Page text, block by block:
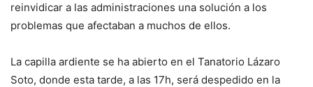
reinvidicar a las administraciones una solución a los
problemas que afectaban a muchos de ellos.
La capilla ardiente se ha abierto en el Tanatorio Lázaro
Soto, donde esta tarde, a las 17h, será despedido en la